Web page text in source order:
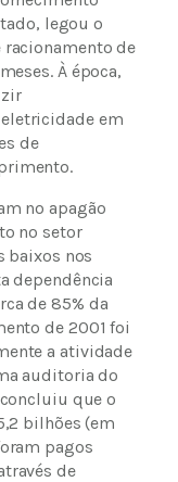
legou o
de
À época,
em
de
no apagão
no setor
baixos nos
dependência
de 85% da
de 2001 foi
a atividade
auditoria do
que o
bilhões (em
pagos
de